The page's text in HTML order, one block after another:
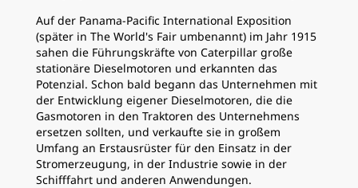
Auf der Panama-Pacific International Exposition
(später in The World's Fair umbenannt) im Jahr 1915
sahen die Führungskräfte von Caterpillar große
stationäre Dieselmotoren und erkannten das
Potenzial. Schon bald begann das Unternehmen mit
der Entwicklung eigener Dieselmotoren, die die
Gasmotoren in den Traktoren des Unternehmens
ersetzen sollten, und verkaufte sie in großem
Umfang an Erstausrüster für den Einsatz in der
Stromerzeugung, in der Industrie sowie in der
Schifffahrt und anderen Anwendungen.